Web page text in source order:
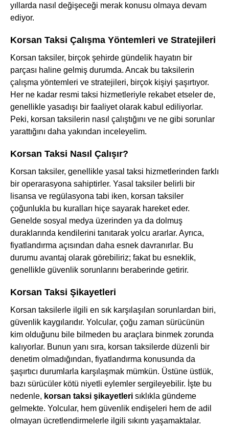
yıllarda nasıl değişeceği merak konusu olmaya devam
ediyor.
Korsan Taksi Çalışma Yöntemleri ve Stratejileri
Korsan taksiler, birçok şehirde gündelik hayatın bir
parçası haline gelmiş durumda. Ancak bu taksilerin
çalışma yöntemleri ve stratejileri, birçok kişiyi şaşırtıyor.
Her ne kadar resmi taksi hizmetleriyle rekabet etseler de,
genellikle yasadışı bir faaliyet olarak kabul ediliyorlar.
Peki, korsan taksilerin nasıl çalıştığını ve ne gibi sorunlar
yarattığını daha yakından inceleyelim.
Korsan Taksi Nasıl Çalışır?
Korsan taksiler, genellikle yasal taksi hizmetlerinden farklı
bir operarasyona sahiptirler. Yasal taksiler belirli bir
lisansa ve regülasyona tabi iken, korsan taksiler
çoğunlukla bu kuralları hiçe sayarak hareket eder.
Genelde sosyal medya üzerinden ya da dolmuş
duraklarında kendilerini tanıtarak yolcu ararlar. Ayrıca,
fiyatlandırma açısından daha esnek davranırlar. Bu
durumu avantaj olarak görebiliriz; fakat bu esneklik,
genellikle güvenlik sorunlarını beraberinde getirir.
Korsan Taksi Şikayetleri
Korsan taksilerle ilgili en sık karşılaşılan sorunlardan biri,
güvenlik kaygılarıdır. Yolcular, çoğu zaman sürücünün
kim olduğunu bile bilmeden bu araçlara binmek zorunda
kalıyorlar. Bunun yanı sıra, korsan taksilerde düzenli bir
denetim olmadığından, fiyatlandırma konusunda da
şaşırtıcı durumlarla karşılaşmak mümkün. Üstüne üstlük,
bazı sürücüler kötü niyetli eylemler sergileyebilir. İşte bu
nedenle, korsan taksi şikayetleri sıklıkla gündeme
gelmekte. Yolcular, hem güvenlik endişeleri hem de adil
olmayan ücretlendirmelerle ilgili sıkıntı yaşamaktalar.